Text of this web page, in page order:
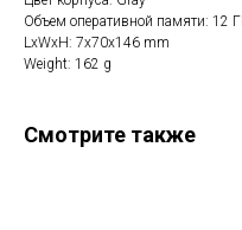
Объем оперативной памяти: 12
LxWxH: 7x70x146 mm
Weight: 162 g
Смотрите также